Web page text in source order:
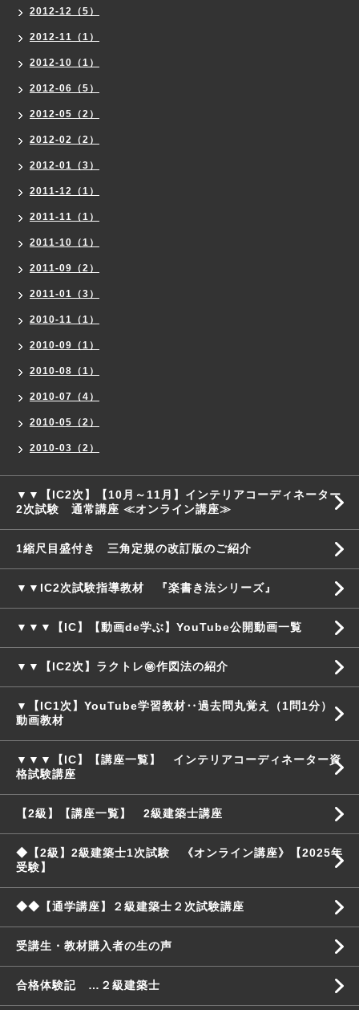
2012-12（5）
2012-11（1）
2012-10（1）
2012-06（5）
2012-05（2）
2012-02（2）
2012-01（3）
2011-12（1）
2011-11（1）
2011-10（1）
2011-09（2）
2011-01（3）
2010-11（1）
2010-09（1）
2010-08（1）
2010-07（4）
2010-05（2）
2010-03（2）
▼▼【IC2次】【10月～11月】インテリアコーディネーター
2次試験 通常講座 ≪オンライン講座≫
1縮尺目盛付き 三角定規の改訂版のご紹介
▼▼IC2次試験指導教材 『楽書き法シリーズ』
▼▼▼【IC】【動画de学ぶ】YouTube公開動画一覧
▼▼【IC2次】ラクトレ㊙作図法の紹介
▼【IC1次】YouTube学習教材‥過去問丸覚え（1問1分）
動画教材
▼▼▼【IC】【講座一覧】 インテリアコーディネーター資
格試験講座
【2級】【講座一覧】 2級建築士講座
◆【2級】2級建築士1次試験 《オンライン講座》【2025年
受験】
◆◆【通学講座】２級建築士２次試験講座
受講生・教材購入者の生の声
合格体験記 …２級建築士